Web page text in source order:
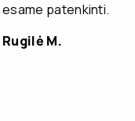
esame patenkinti.
Rugilė M.